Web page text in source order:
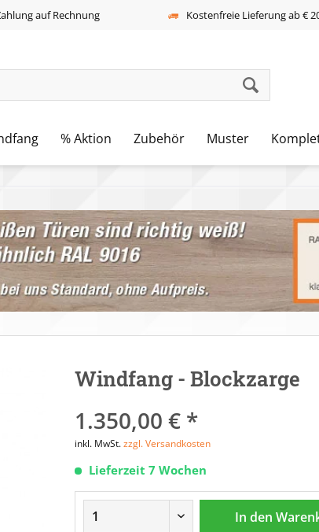
auf Rechnung Kostenfreie Lieferung ab €
% Aktion Zubehör Muster
Windfang - Blockzarge
1.350,00 € *
inkl. MwSt.zzgl. Versandkosten
Lieferzeit 7 Wochen
In den